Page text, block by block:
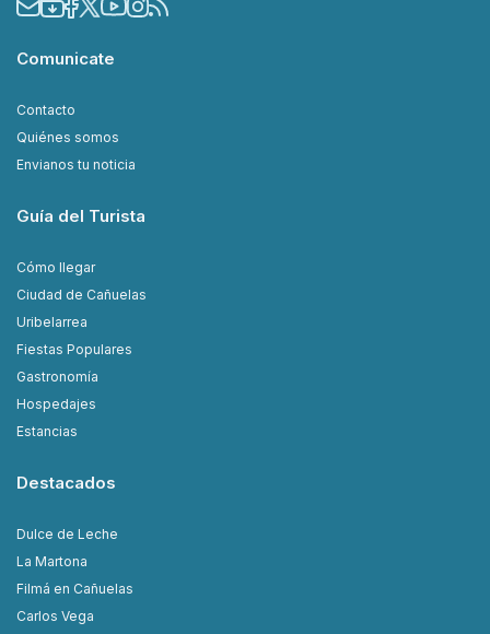
Comunicate
Contacto
Quiénes somos
Envianos tu noticia
Guía del Turista
Cómo llegar
Ciudad de Cañuelas
Uribelarrea
Fiestas Populares
Gastronomía
Hospedajes
Estancias
Destacados
Dulce de Leche
La Martona
Filmá en Cañuelas
Carlos Vega